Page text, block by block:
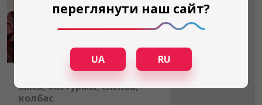
29/09/22
Сушка мясных продуктов
мяса, бастурмы, снеков,
колбас
переглянути наш сайт?
UA RU